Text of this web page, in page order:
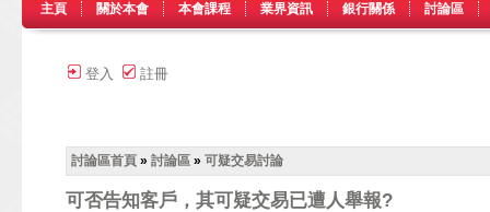
主頁 關於本會 本會課程 業界資訊 銀行關係 討論區
登入 註冊
討論區首頁 » 討論區 » 可疑交易討論
可否告知客戶，其可疑交易已遭人舉報?